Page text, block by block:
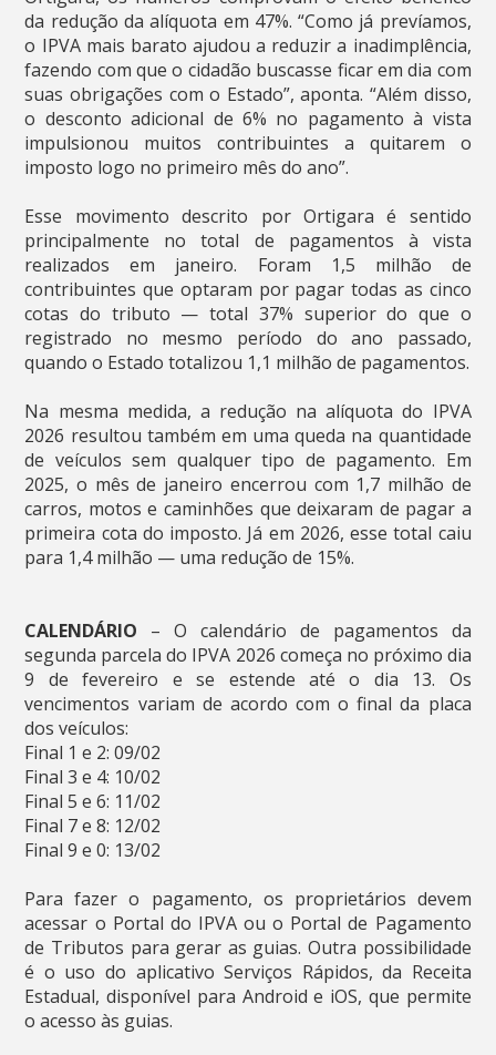
da redução da alíquota em 47%. “Como já prevíamos,
o IPVA mais barato ajudou a reduzir a inadimplência,
fazendo com que o cidadão buscasse ficar em dia com
suas obrigações com o Estado”, aponta. “Além disso,
o desconto adicional de 6% no pagamento à vista
impulsionou muitos contribuintes a quitarem o
imposto logo no primeiro mês do ano”.
Esse movimento descrito por Ortigara é sentido
principalmente no total de pagamentos à vista
realizados em janeiro. Foram 1,5 milhão de
contribuintes que optaram por pagar todas as cinco
cotas do tributo — total 37% superior do que o
registrado no mesmo período do ano passado,
quando o Estado totalizou 1,1 milhão de pagamentos.
Na mesma medida, a redução na alíquota do IPVA
2026 resultou também em uma queda na quantidade
de veículos sem qualquer tipo de pagamento. Em
2025, o mês de janeiro encerrou com 1,7 milhão de
carros, motos e caminhões que deixaram de pagar a
primeira cota do imposto. Já em 2026, esse total caiu
para 1,4 milhão — uma redução de 15%.
CALENDÁRIO – O calendário de pagamentos da
segunda parcela do IPVA 2026 começa no próximo dia
9 de fevereiro e se estende até o dia 13. Os
vencimentos variam de acordo com o final da placa
dos veículos:
Final 1 e 2: 09/02
Final 3 e 4: 10/02
Final 5 e 6: 11/02
Final 7 e 8: 12/02
Final 9 e 0: 13/02
Para fazer o pagamento, os proprietários devem
acessar o Portal do IPVA ou o Portal de Pagamento
de Tributos para gerar as guias. Outra possibilidade
é o uso do aplicativo Serviços Rápidos, da Receita
Estadual, disponível para Android e iOS, que permite
o acesso às guias.